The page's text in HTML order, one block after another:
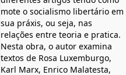
mote o socialismo libertário em
sua práxis, ou seja, nas
relações entre teoria e pratica.
Nesta obra, o autor examina
textos de Rosa Luxemburgo,
Karl Marx, Enrico Malatesta,